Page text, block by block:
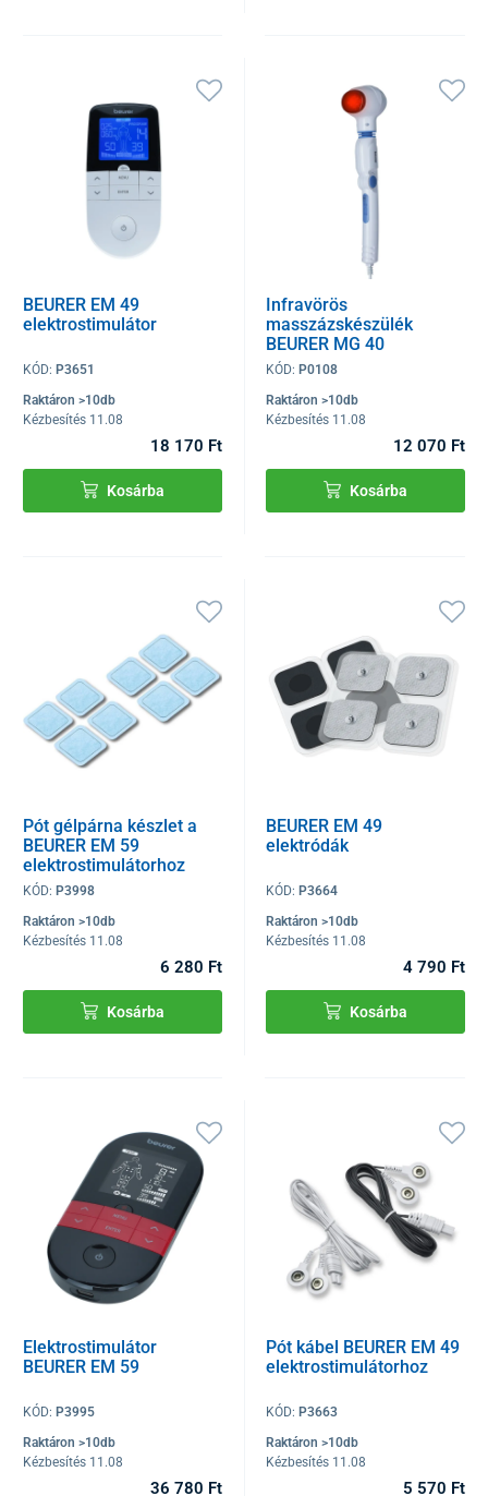
BEURER EM 49
elektrostimulátor
KÓD: P3651
Raktáron >10db
Kézbesítés 11.08
18 170 Ft
Kosárba
Infravörös
masszázskészülék
BEURER MG 40
KÓD: P0108
Raktáron >10db
Kézbesítés 11.08
12 070 Ft
Kosárba
Pót gélpárna készlet a
BEURER EM 59
elektrostimulátorhoz
KÓD: P3998
Raktáron >10db
Kézbesítés 11.08
6 280 Ft
Kosárba
BEURER EM 49
elektródák
KÓD: P3664
Raktáron >10db
Kézbesítés 11.08
4 790 Ft
Kosárba
Elektrostimulátor
BEURER EM 59
KÓD: P3995
Raktáron >10db
Kézbesítés 11.08
36 780 Ft
Pót kábel BEURER EM 49
elektrostimulátorhoz
KÓD: P3663
Raktáron >10db
Kézbesítés 11.08
5 570 Ft